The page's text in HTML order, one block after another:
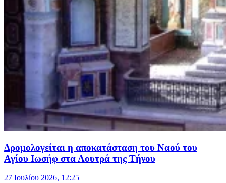
Δρομολογείται η αποκατάσταση του Ναού του
Αγίου Ιωσήφ στα Λουτρά της Τήνου
27 Ιουλίου 2026, 12:25